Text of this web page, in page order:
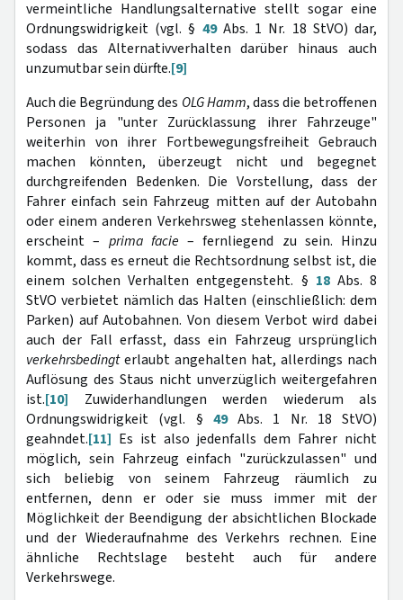
vermeintliche Handlungsalternative stellt sogar eine
Ordnungswidrigkeit (vgl. § 49Abs. 1 Nr. 18 StVO) dar,
sodass das Alternativverhalten darüber hinaus auch
unzumutbar sein dürfte.[9]
Auch die Begründung des OLG Hamm, dass die betroffenen
Personen ja "unter Zurücklassung ihrer Fahrzeuge"
weiterhin von ihrer Fortbewegungsfreiheit Gebrauch
machen könnten, überzeugt nicht und begegnet
durchgreifenden Bedenken. Die Vorstellung, dass der
Fahrer einfach sein Fahrzeug mitten auf der Autobahn
oder einem anderen Verkehrsweg stehenlassen könnte,
erscheint – prima facie – fernliegend zu sein. Hinzu
kommt, dass es erneut die Rechtsordnung selbst ist, die
einem solchen Verhalten entgegensteht. § 18Abs. 8
StVO verbietet nämlich das Halten (einschließlich: dem
Parken) auf Autobahnen. Von diesem Verbot wird dabei
auch der Fall erfasst, dass ein Fahrzeug ursprünglich
verkehrsbedingterlaubt angehalten hat, allerdings nach
Auflösung des Staus nicht unverzüglich weitergefahren
ist.[10] Zuwiderhandlungen werden wiederum als
Ordnungswidrigkeit (vgl. § 49Abs. 1 Nr. 18 StVO)
geahndet.[11] Es ist also jedenfalls dem Fahrer nicht
möglich, sein Fahrzeug einfach "zurückzulassen" und
sich beliebig von seinem Fahrzeug räumlich zu
entfernen, denn er oder sie muss immer mit der
Möglichkeit der Beendigung der absichtlichen Blockade
und der Wiederaufnahme des Verkehrs rechnen. Eine
ähnliche Rechtslage besteht auch für andere
Verkehrswege.